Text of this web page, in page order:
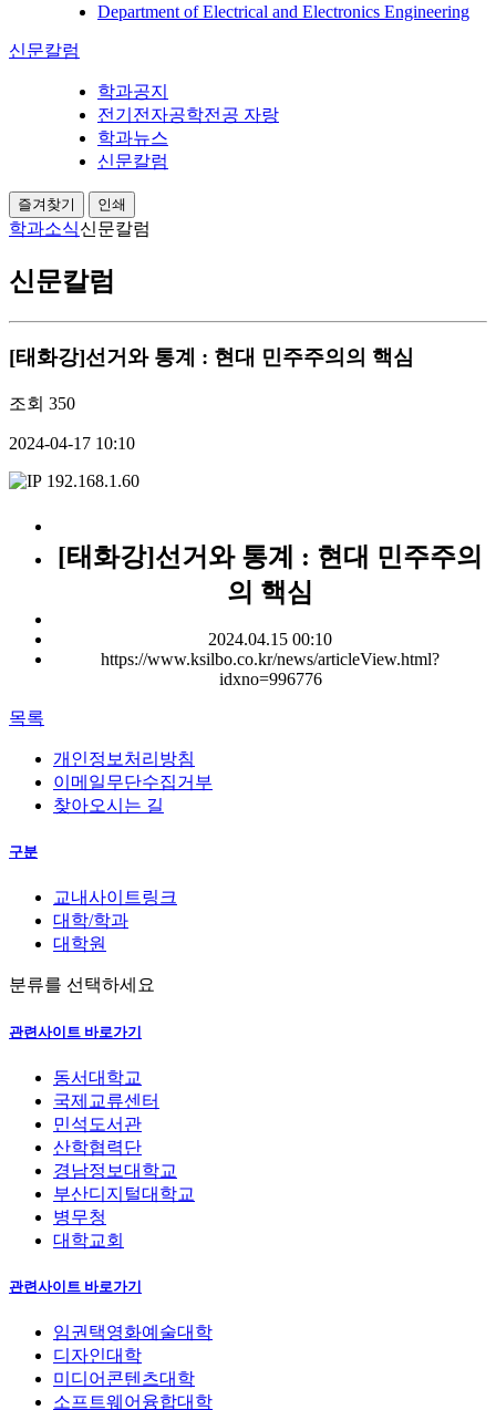
Department of Electrical and Electronics Engineering
신문칼럼
학과공지
전기전자공학전공 자랑
학과뉴스
신문칼럼
즐겨찾기 인쇄
학과소식신문칼럼
신문칼럼
[태화강]선거와 통계 : 현대 민주주의의 핵심
조회 350
2024-04-17 10:10
192.168.1.60
[태화강]선거와 통계 : 현대 민주주의
의 핵심
2024.04.15 00:10
https://www.ksilbo.co.kr/news/articleView.html?
idxno=996776
목록
개인정보처리방침
이메일무단수집거부
찾아오시는 길
구분
교내사이트링크
대학/학과
대학원
분류를 선택하세요
관련사이트 바로가기
동서대학교
국제교류센터
민석도서관
산학협력단
경남정보대학교
부산디지털대학교
병무청
대학교회
관련사이트 바로가기
임권택영화예술대학
디자인대학
미디어콘텐츠대학
소프트웨어융합대학